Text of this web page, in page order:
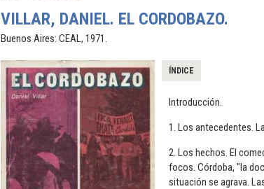
VILLAR, DANIEL. EL CORDOBAZO.
Buenos Aires: CEAL, 1971.
ÍNDICE
Introducción.
1. Los antecedentes.
2. Los hechos. El
focos. Córdoba, "la
situación se agrava.